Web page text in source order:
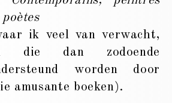
poètes
ik veel van verwacht,
die dan zodoende
worden door
amusante boeken).